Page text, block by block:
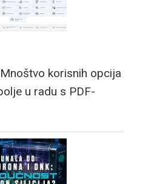
korisnih opcija
u radu s PDF-